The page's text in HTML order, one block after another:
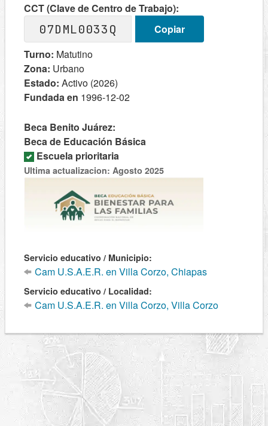
CCT (Clave de Centro de Trabajo):
07DML0033Q
Copiar
Turno: Matutino
Zona: Urbano
Estado: Activo (2026)
Fundada en 1996-12-02
Beca Benito Juárez:
Beca de Educación Básica
Escuela prioritaria
Ultima actualizacion: Agosto 2025
Servicio educativo / Municipio:
Cam U.S.A.E.R. en Villa Corzo, Chiapas
Servicio educativo / Localidad:
Cam U.S.A.E.R. en Villa Corzo, Villa Corzo